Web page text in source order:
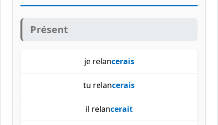
Présent
je relancerais
tu relancerais
il relancerait